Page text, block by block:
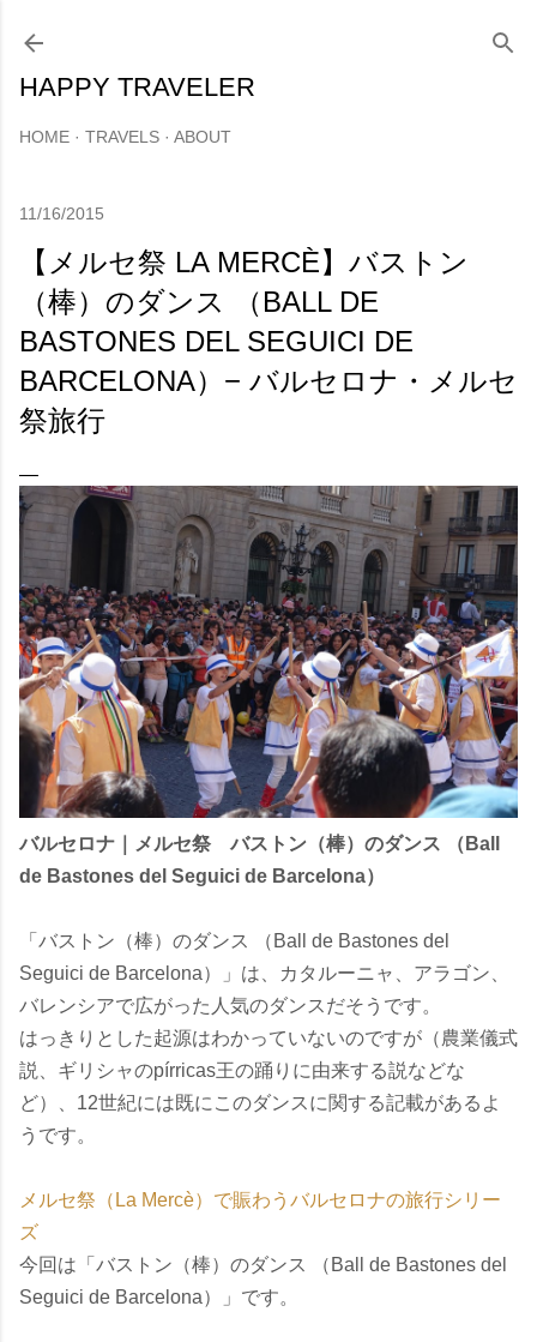
HAPPY TRAVELER
HOME TRAVELS ABOUT
11/16/2015
【メルセ祭 LA MERCÈ】バストン
（棒）のダンス （BALL DE
BASTONES DEL SEGUICI DE
BARCELONA）− バルセロナ・メルセ
祭旅行
バルセロナ｜メルセ祭 バストン（棒）のダンス （Ball
de Bastones del Seguici de Barcelona）
「バストン（棒）のダンス （Ball de Bastones del
Seguici de Barcelona）」は、カタルーニャ、アラゴン、
バレンシアで広がった人気のダンスだそうです。
はっきりとした起源はわかっていないのですが（農業儀式
説、ギリシャのpírricas王の踊りに由来する説などな
ど）、12世紀には既にこのダンスに関する記載があるよ
うです。
メルセ祭（La Mercè）で賑わうバルセロナの旅行シリー
ズ
今回は「バストン（棒）のダンス （Ball de Bastones del
Seguici de Barcelona）」です。